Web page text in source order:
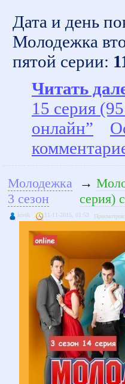
Дата и день
Молодежка
пятой серии:
Читать
15 серия
онлайн”
Молодежка
3 сезон
→
серия)
kivik 11-11-2015, 01:53